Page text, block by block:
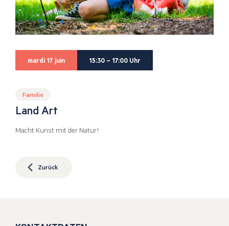
mardi 17 juin 15:30 – 17:00 Uhr
Familie
Land Art
Macht Kunst mit der Natur!
Zurück